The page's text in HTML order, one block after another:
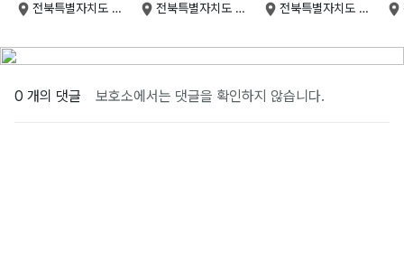
전북특별자치도 군
전북특별자치도 군
전북특별자치도 군
0 개의 댓글 보호소에서는 댓글을 확인하지 않습니다.